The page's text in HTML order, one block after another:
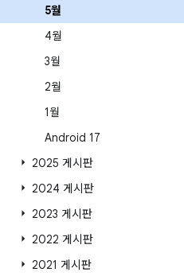
5월
4월
3월
2월
1월
Android 17
2025 게시판
2024 게시판
2023 게시판
2022 게시판
2021 게시판